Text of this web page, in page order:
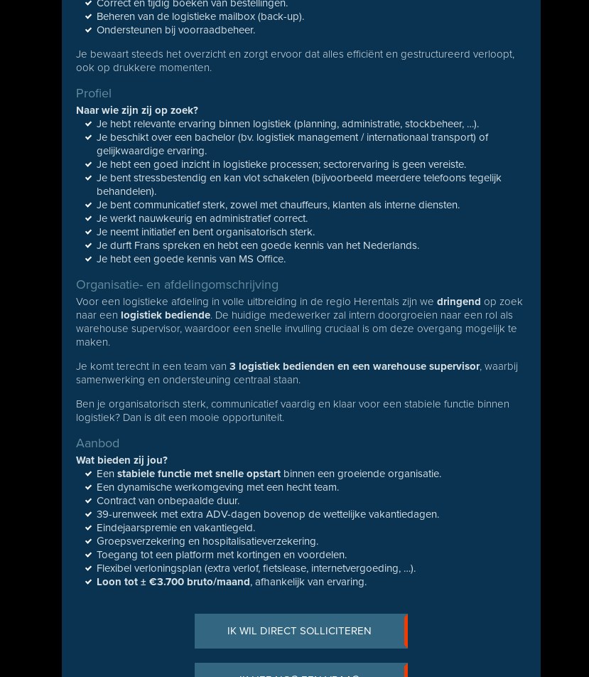
Correct en tijdig boeken van bestellingen.
Beheren van de logistieke mailbox (back-up).
Ondersteunen bij voorraadbeheer.
Je bewaart steeds het overzicht en zorgt ervoor dat alles efficiënt en gestructureerd verloopt,
ook op drukkere momenten.
Profiel
Naar wie zijn zij op zoek?
Je hebt relevante ervaring binnen logistiek (planning, administratie, stockbeheer, …).
Je beschikt over een bachelor (bv. logistiek management / internationaal transport) of
gelijkwaardige ervaring.
Je hebt een goed inzicht in logistieke processen; sectorervaring is geen vereiste.
Je bent stressbestendig en kan vlot schakelen (bijvoorbeeld meerdere telefoons tegelijk
behandelen).
Je bent communicatief sterk, zowel met chauffeurs, klanten als interne diensten.
Je werkt nauwkeurig en administratief correct.
Je neemt initiatief en bent organisatorisch sterk.
Je durft Frans spreken en hebt een goede kennis van het Nederlands.
Je hebt een goede kennis van MS Office.
Organisatie- en afdelingomschrijving
Voor een logistieke afdeling in volle uitbreiding in de regio Herentals zijn wedringend op zoek
naar een logistiek bediende. De huidige medewerker zal intern doorgroeien naar een rol als
warehouse supervisor, waardoor een snelle invulling cruciaal is om deze overgang mogelijk te
maken.
Je komt terecht in een team van3 logistiek bedienden en een warehouse supervisor, waarbij
samenwerking en ondersteuning centraal staan.
Ben je organisatorisch sterk, communicatief vaardig en klaar voor een stabiele functie binnen
logistiek? Dan is dit een mooie opportuniteit.
Aanbod
Wat bieden zij jou?
Eenstabiele functie met snelle opstart binnen een groeiende organisatie.
Een dynamische werkomgeving met een hecht team.
Contract van onbepaalde duur.
39-urenweek met extra ADV-dagen bovenop de wettelijke vakantiedagen.
Eindejaarspremie en vakantiegeld.
Groepsverzekering en hospitalisatieverzekering.
Toegang tot een platform met kortingen en voordelen.
Flexibel verloningsplan (extra verlof, fietslease, internetvergoeding, …).
Loon tot ± €3.700 bruto/maand, afhankelijk van ervaring.
IK WIL DIRECT SOLLICITEREN